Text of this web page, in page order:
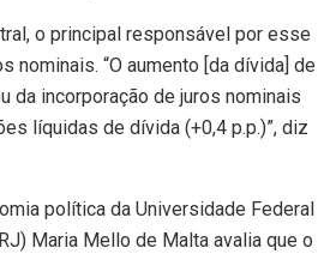
o principal responsável por esse
nominais. “O aumento [da dívida] de
da incorporação de juros nominais
líquidas de dívida (+0,4 p.p.)”, diz
política da Universidade Federal
Maria Mello de Malta avalia que o